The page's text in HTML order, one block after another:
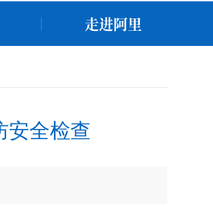
走进阿里
安全检查